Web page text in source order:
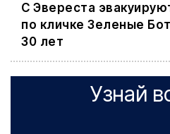
С Эвереста
по кличке Зеленые
30 лет
Узнай